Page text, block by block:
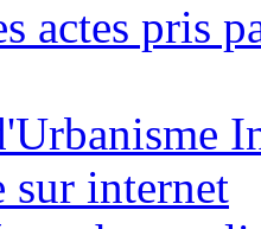
actes pris
sur internet